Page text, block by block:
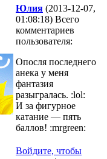
Юлия (2013-12-07,
01:08:18) Всего
комментариев
пользователя:
Опосля последнего
анека у меня
фантазия
разыгралась. :lol:
И за фигурное
катание — пять
баллов! :mrgreen:
Войдите, чтобы